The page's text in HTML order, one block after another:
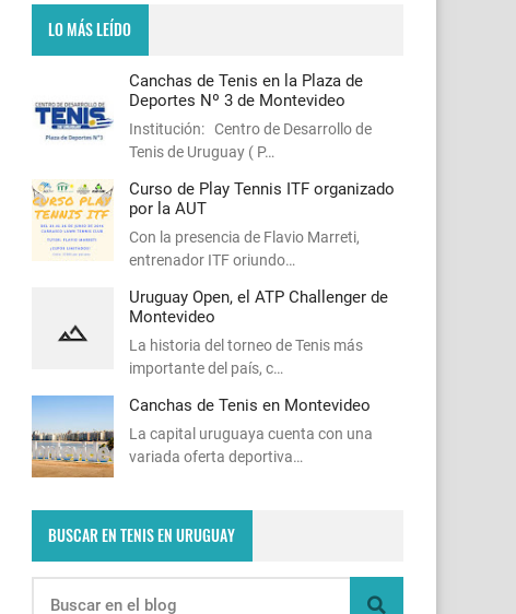
LO MÁS LEÍDO
Canchas de Tenis en la Plaza de
Deportes Nº 3 de Montevideo
Institución: Centro de Desarrollo de
Tenis de Uruguay ( P…
Curso de Play Tennis ITF organizado
por la AUT
Con la presencia de Flavio Marreti,
entrenador ITF oriundo…
Uruguay Open, el ATP Challenger de
Montevideo
La historia del torneo de Tenis más
importante del país, c…
Canchas de Tenis en Montevideo
La capital uruguaya cuenta con una
variada oferta deportiva…
BUSCAR EN TENIS EN URUGUAY